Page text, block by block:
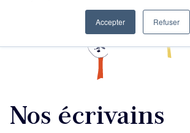
Accepter Refuser
Nos écrivains